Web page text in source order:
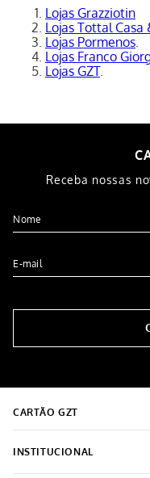
Lojas Grazziotin
Lojas Tottal Casa
Lojas Pormenos
Lojas Franco
Lojas GZT.
Receba nossas
CARTÃO GZT
INSTITUCIONAL